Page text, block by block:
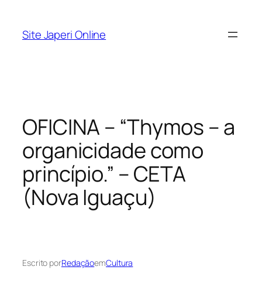
Site Japeri Online
OFICINA – “Thymos – a
organicidade como
princípio.” – CETA
(Nova Iguaçu)
Escrito porRedaçãoemCultura